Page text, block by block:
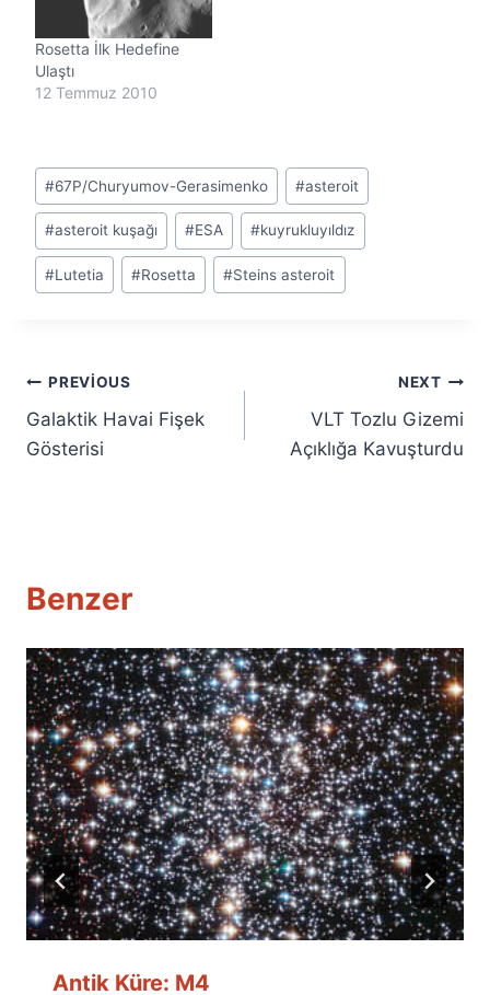
Rosetta İlk Hedefine
Ulaştı
12 Temmuz 2010
Post
Tags:
#67P/Churyumov-Gerasimenko #asteroit
#asteroit kuşağı #ESA #kuyrukluyıldız
#Lutetia #Rosetta #Steins asteroit
Yazı
gezinmesi
PREVIOUS
Galaktik Havai Fişek
Gösterisi
NEXT
VLT Tozlu Gizemi
Açıklığa Kavuşturdu
Benzer
Antik Küre: M4